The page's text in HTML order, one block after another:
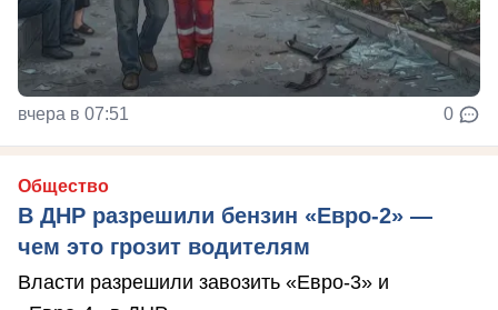
вчера в 07:51 0
Общество
В ДНР разрешили бензин «Евро-2» —
чем это грозит водителям
Власти разрешили завозить «Евро-3» и